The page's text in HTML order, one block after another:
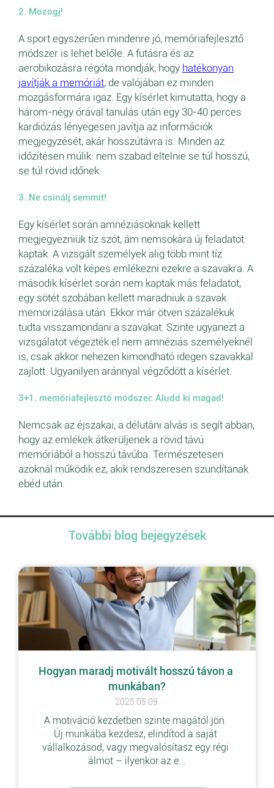
2. Mozogj!
A sport egyszerűen mindenre jó, memóriafejlesztő
módszer is lehet belőle. A futásra és az
aerobikozásra régóta mondják, hogy hatékonyan
javítják a memóriát, de valójában ez minden
mozgásformára igaz. Egy kísérlet kimutatta, hogy a
három-négy órával tanulás után egy 30-40 perces
kardiózás lényegesen javítja az információk
megjegyzését, akár hosszútávra is. Minden az
időzítésen múlik: nem szabad eltelnie se túl hosszú,
se túl rövid időnek.
3. Ne csinálj semmit!
Egy kísérlet során amnéziásoknak kellett
megjegyezniük tíz szót, ám nemsokára új feladatot
kaptak. A vizsgált személyek alig több mint tíz
százaléka volt képes emlékezni ezekre a szavakra. A
második kísérlet során nem kaptak más feladatot,
egy sötét szobában kellett maradniuk a szavak
memorizálása után. Ekkor már ötven százalékuk
tudta visszamondani a szavakat. Szinte ugyanezt a
vizsgálatot végezték el nem amnéziás személyeknél
is, csak akkor nehezen kimondható idegen szavakkal
zajlott. Ugyanilyen aránnyal végződött a kísérlet.
3+1. memóriafejlesztő módszer: Aludd ki magad!
Nemcsak az éjszakai, a délutáni alvás is segít abban,
hogy az emlékek átkerüljenek a rövid távú
memóriából a hosszú távúba. Természetesen
azoknál működik ez, akik rendszeresen szundítanak
ebéd után.
További blog bejegyzések
Hogyan maradj motivált hosszú távon a
munkában?
2025.05.09.
A motiváció kezdetben szinte magától jön.
Új munkába kezdesz, elindítod a saját
vállalkozásod, vagy megvalósítasz egy régi
álmot – ilyenkor az e...